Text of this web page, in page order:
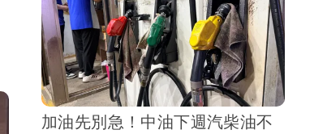
加油先別急！中油下週汽柴油不